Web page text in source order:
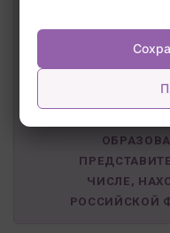
адресу: ул.
ЧИСЛЕ,
РОССИЙСКОЙ